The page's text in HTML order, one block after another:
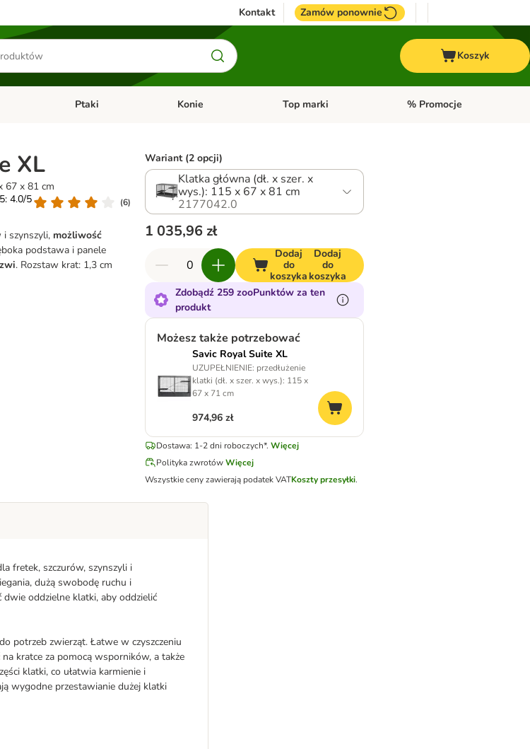
Kontakt Zamów ponownie
Koszyk
Małe zwierzętaOtwórz menu kategorii: Akwarystyka
Ptaki Otwórz menu kategorii: Ptaki
Konie Otwórz menu kategorii: Konie
Top marki Otwórz menu kategorii: Top
% Promocje
XL
67 x 81 cm
4.0/5
(6)
i szynszyli, możliwość
podstawa i panele
. Rozstaw krat: 1,3 cm
Wariant (2 opcji)
Klatka główna (dł. x szer. x
wys.): 115 x 67 x 81 cm
2177042.0
1 035,96 zł
Dodaj
do
koszyka
Dodaj
do
koszyka
Zdobądź 259 zooPunktów za ten
produkt
Możesz także potrzebować
Savic Royal Suite XL
UZUPEŁNIENIE: przedłużenie
klatki (dł. x szer. x wys.): 115 x
67 x 71 cm
974,96 zł
Dostawa: 1-2 dni roboczych*. Więcej
Polityka zwrotówWięcej
Wszystkie ceny zawierają podatek VATKoszty przesyłki.
fretek, szczurów, szynszyli i
dużą swobodę ruchu i
dwie oddzielne klatki, aby oddzielić
potrzeb zwierząt. Łatwe w czyszczeniu
kratce za pomocą wsporników, a także
klatki, co ułatwia karmienie i
wygodne przestawianie dużej klatki